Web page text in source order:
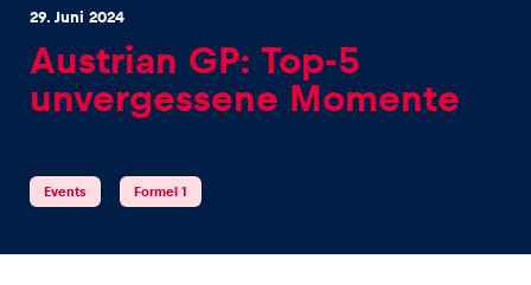
29. Juni 2024
Austrian GP: Top-5
unvergessene Momente
Events Formel 1